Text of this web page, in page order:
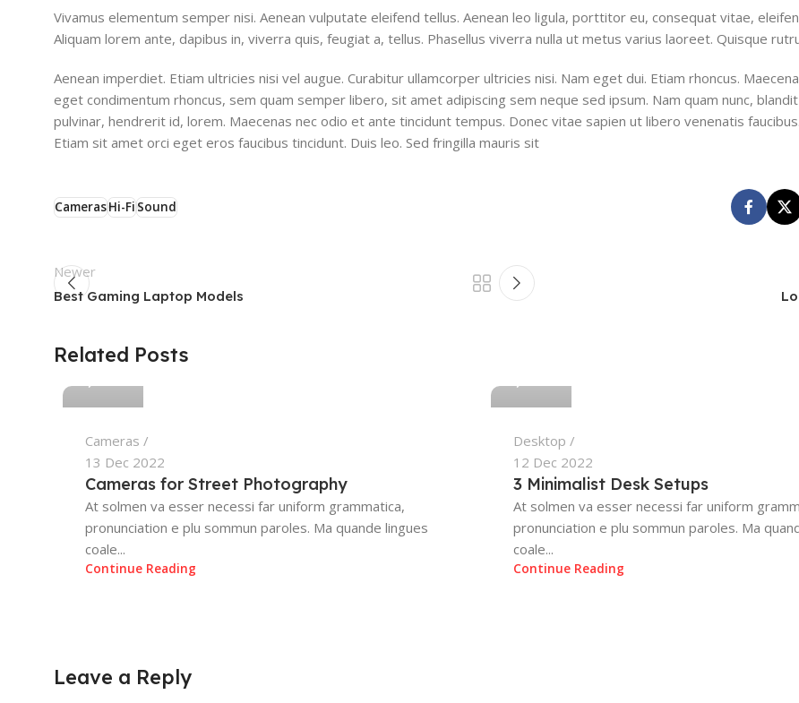
Vivamus elementum semper nisi. Aenean vulputate eleifend tellus. Aenean leo ligula, porttitor eu, consequat vitae,
Aliquam lorem ante, dapibus in, viverra quis, feugiat a, tellus. Phasellus viverra nulla ut metus varius laoreet. Quisque
Aenean imperdiet. Etiam ultricies nisi vel augue. Curabitur ullamcorper ultricies nisi. Nam eget dui. Etiam rhoncus.
eget condimentum rhoncus, sem quam semper libero, sit amet adipiscing sem neque sed ipsum. Nam quam nunc,
pulvinar, hendrerit id, lorem. Maecenas nec odio et ante tincidunt tempus. Donec vitae sapien ut libero venenatis
Etiam sit amet orci eget eros faucibus tincidunt. Duis leo. Sed fringilla mauris sit
CamerasHi-FiSound
Newer
Best Gaming Laptop Models
Related Posts
Cameras
13 Dec 2022
Cameras for Street Photography
At solmen va esser necessi far uniform grammatica,
pronunciation e plu sommun paroles. Ma quande lingues
coale...
Continue Reading
Desktop
12 Dec 2022
3 Minimalist Desk Setups
At solmen va esser necessi far uniform
pronunciation e plu sommun paroles. Ma
coale...
Continue Reading
Leave a Reply